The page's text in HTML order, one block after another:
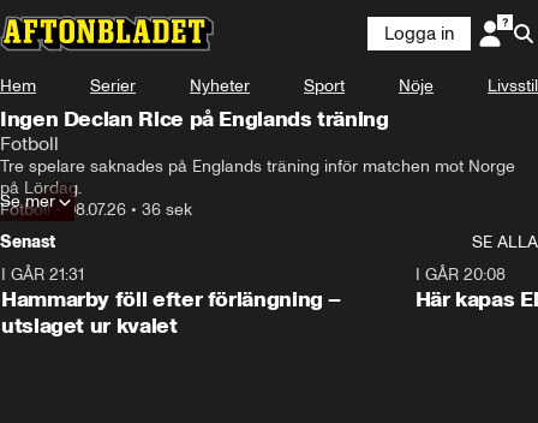
Logga in
Hem Serier Nyheter Sport Nöje Livsstil
Ingen Declan Rice på Englands träning
Fotboll
Tre spelare saknades på Englands träning inför matchen mot Norge
på Lördag.
Fotboll•08.07.26 • 36 sek
Se mer
Senast
SE ALLA
I GÅR 21:31
Hammarby föll efter förlängning –
utslaget ur kvalet
I GÅR 20:08
Här kapas